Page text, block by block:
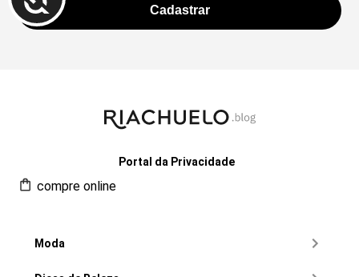
Portal da Privacidade
compre online
Moda